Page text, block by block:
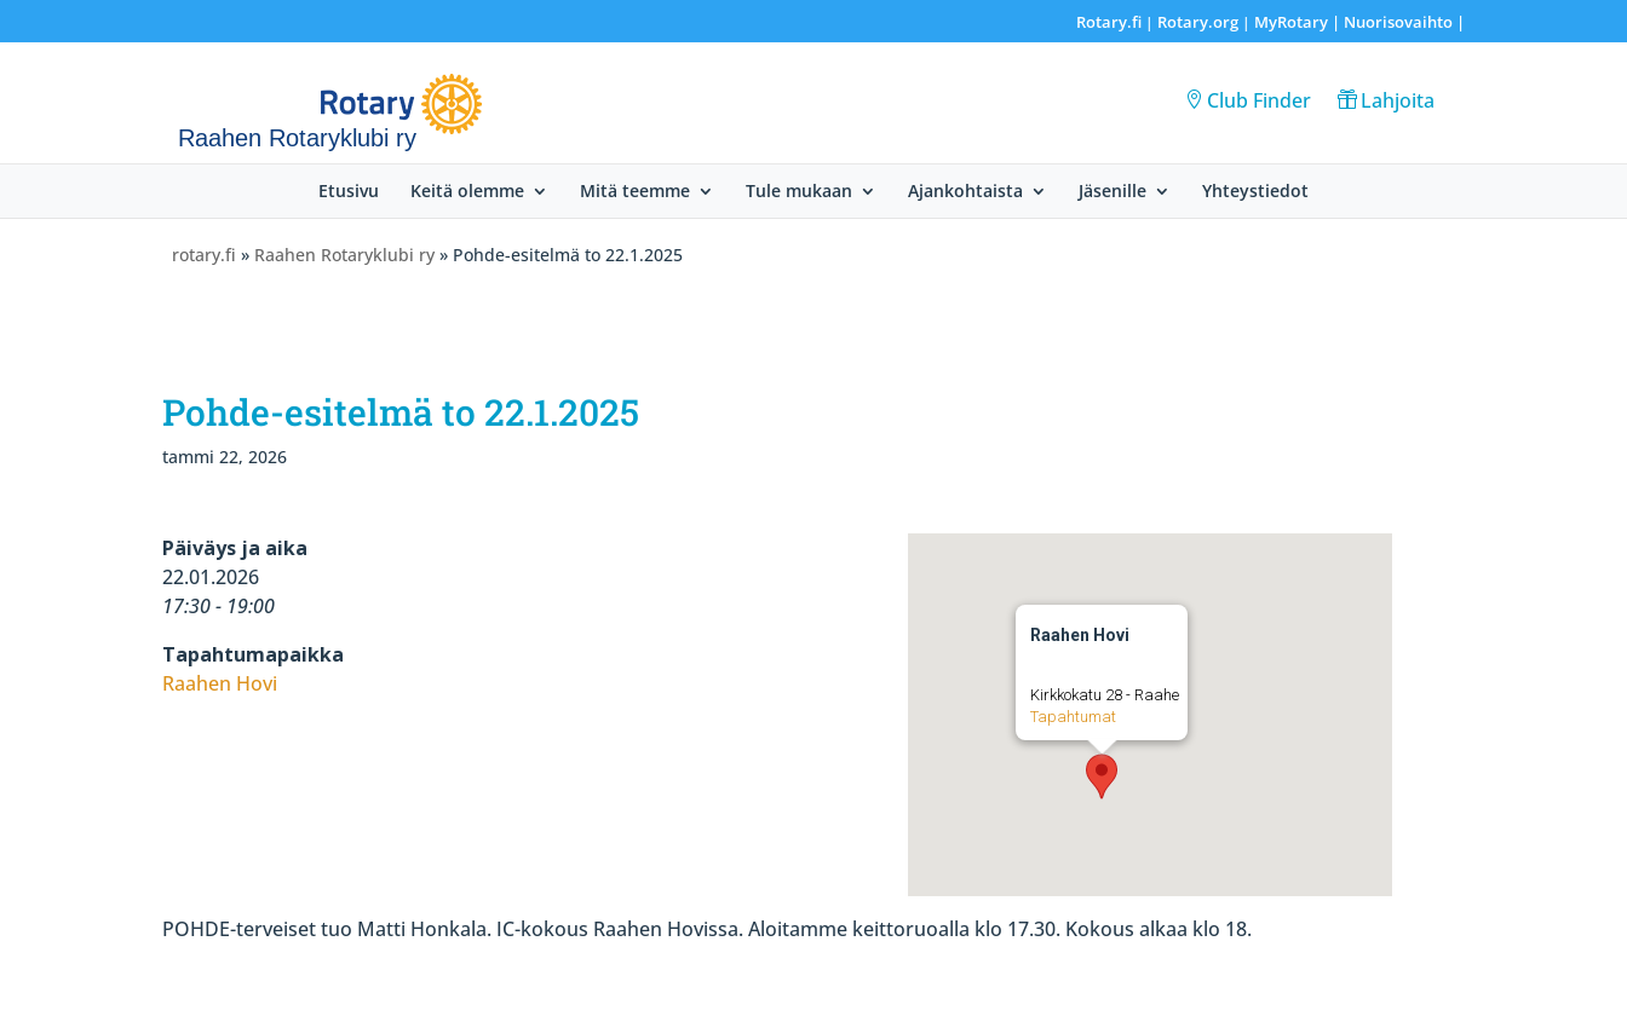
Rotary.fi| Rotary.org| MyRotary | Nuorisovaihto|
Raahen Rotaryklubi ry
Club Finder Lahjoita
Etusivu Keitä olemme Mitä teemme Tule mukaan Ajankohtaista Jäsenille Yhteystiedot
rotary.fi » Raahen Rotaryklubi ry » Pohde-esitelmä to 22.1.2025
Pohde-esitelmä to 22.1.2025
tammi 22, 2026
Raahen Hovi
Kirkkokatu 28 - Raahe
Tapahtumat
Päiväys ja aika
22.01.2026
17:30 - 19:00
Tapahtumapaikka
Raahen Hovi
POHDE-terveiset tuo Matti Honkala. IC-kokous Raahen Hovissa. Aloitamme keittoruoalla klo 17.30. Kokous alkaa klo 18.